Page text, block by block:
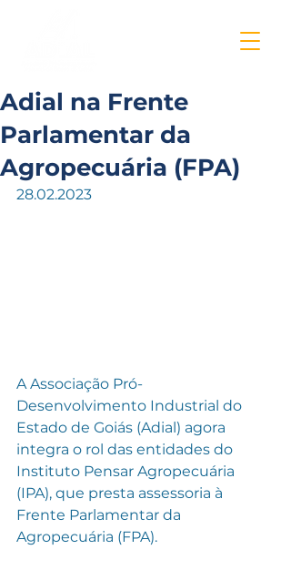
Adial na Frente
Parlamentar da
Agropecuária (FPA)
28.02.2023
A Associação Pró-
Desenvolvimento Industrial do
Estado de Goiás (Adial) agora
integra o rol das entidades do
Instituto Pensar Agropecuária
(IPA), que presta assessoria à
Frente Parlamentar da
Agropecuária (FPA).